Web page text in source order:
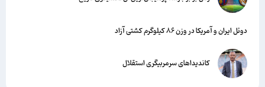
دوئل ایران و آمریکا در وزن ۸۶ کیلوگرم کشتی آزاد
کاندیداهای سرمربیگری استقلال